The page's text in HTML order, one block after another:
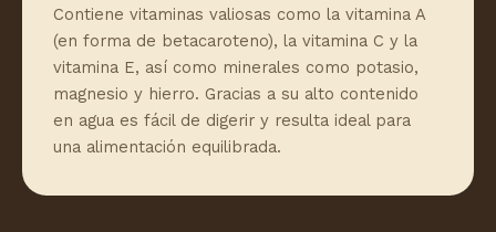
Contiene vitaminas valiosas como la vitamina A
(en forma de betacaroteno), la vitamina C y la
vitamina E, así como minerales como potasio,
magnesio y hierro. Gracias a su alto contenido
en agua es fácil de digerir y resulta ideal para
una alimentación equilibrada.